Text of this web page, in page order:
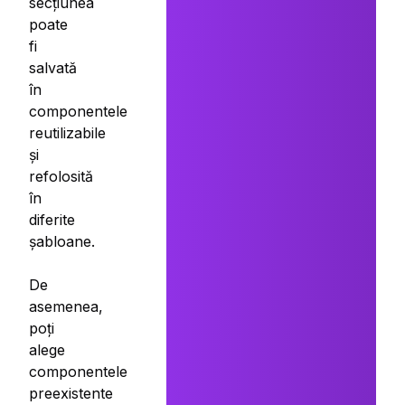
poate
fi
salvată
în
componentele
reutilizabile
și
refolosită
în
diferite
șabloane.
De
asemenea,
poți
alege
componentele
preexistente